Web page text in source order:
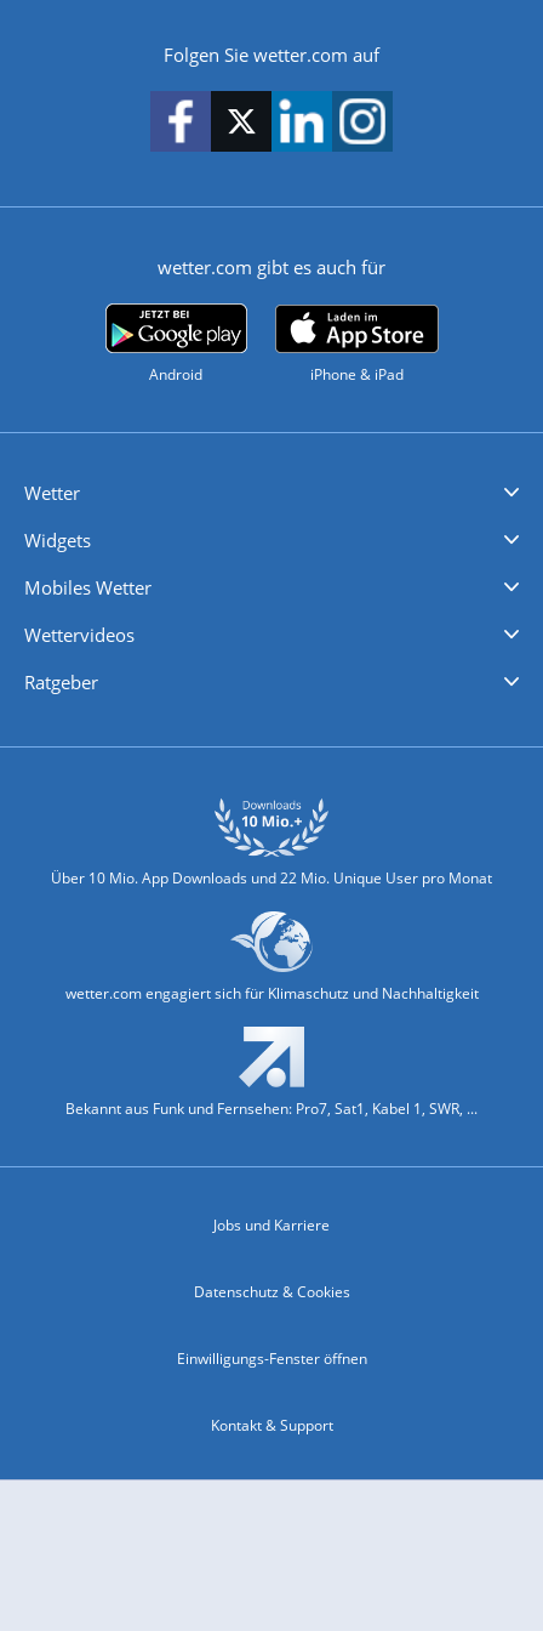
Folgen Sie wetter.com auf
wetter.com gibt es auch für
Android iPhone & iPad
Wetter
Widgets
Mobiles Wetter
Wettervideos
Ratgeber
Über 10 Mio. App Downloads und 22 Mio. Unique User pro Monat
wetter.com engagiert sich für Klimaschutz und Nachhaltigkeit
Bekannt aus Funk und Fernsehen: Pro7, Sat1, Kabel 1, SWR, ...
Jobs und Karriere
Datenschutz & Cookies
Einwilligungs-Fenster öffnen
Kontakt & Support